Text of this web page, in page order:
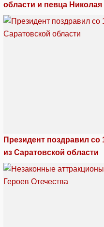
области и певца
Президент поздравил
из Саратовской области